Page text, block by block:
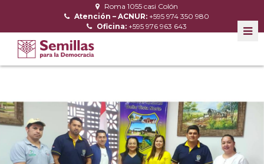
Roma 1055 casi Colón
Atención – ACNUR: +595 974 350 980
Oficina: +595 976 963 643